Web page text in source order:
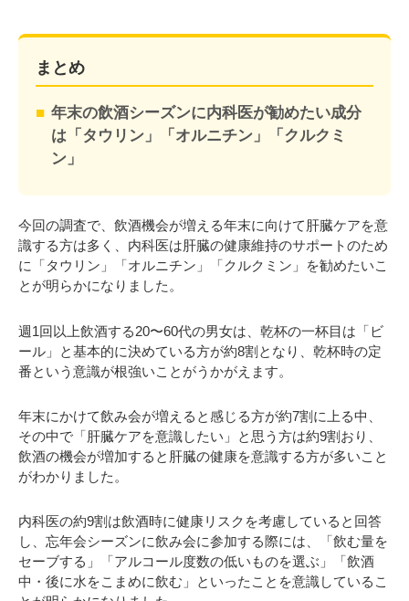
まとめ
年末の飲酒シーズンに内科医が勧めたい成分
は「タウリン」「オルニチン」「クルクミ
ン」
今回の調査で、飲酒機会が増える年末に向けて肝臓ケアを意
識する方は多く、内科医は肝臓の健康維持のサポートのため
に「タウリン」「オルニチン」「クルクミン」を勧めたいこ
とが明らかになりました。
週1回以上飲酒する20〜60代の男女は、乾杯の一杯目は「ビ
ール」と基本的に決めている方が約8割となり、乾杯時の定
番という意識が根強いことがうかがえます。
年末にかけて飲み会が増えると感じる方が約7割に上る中、
その中で「肝臓ケアを意識したい」と思う方は約9割おり、
飲酒の機会が増加すると肝臓の健康を意識する方が多いこと
がわかりました。
内科医の約9割は飲酒時に健康リスクを考慮していると回答
し、忘年会シーズンに飲み会に参加する際には、「飲む量を
セーブする」「アルコール度数の低いものを選ぶ」「飲酒
中・後に水をこまめに飲む」といったことを意識しているこ